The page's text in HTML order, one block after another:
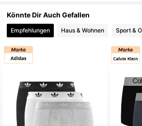
Könnte Dir Auch Gefallen
Empfehlungen Haus & Wohnen Sport &